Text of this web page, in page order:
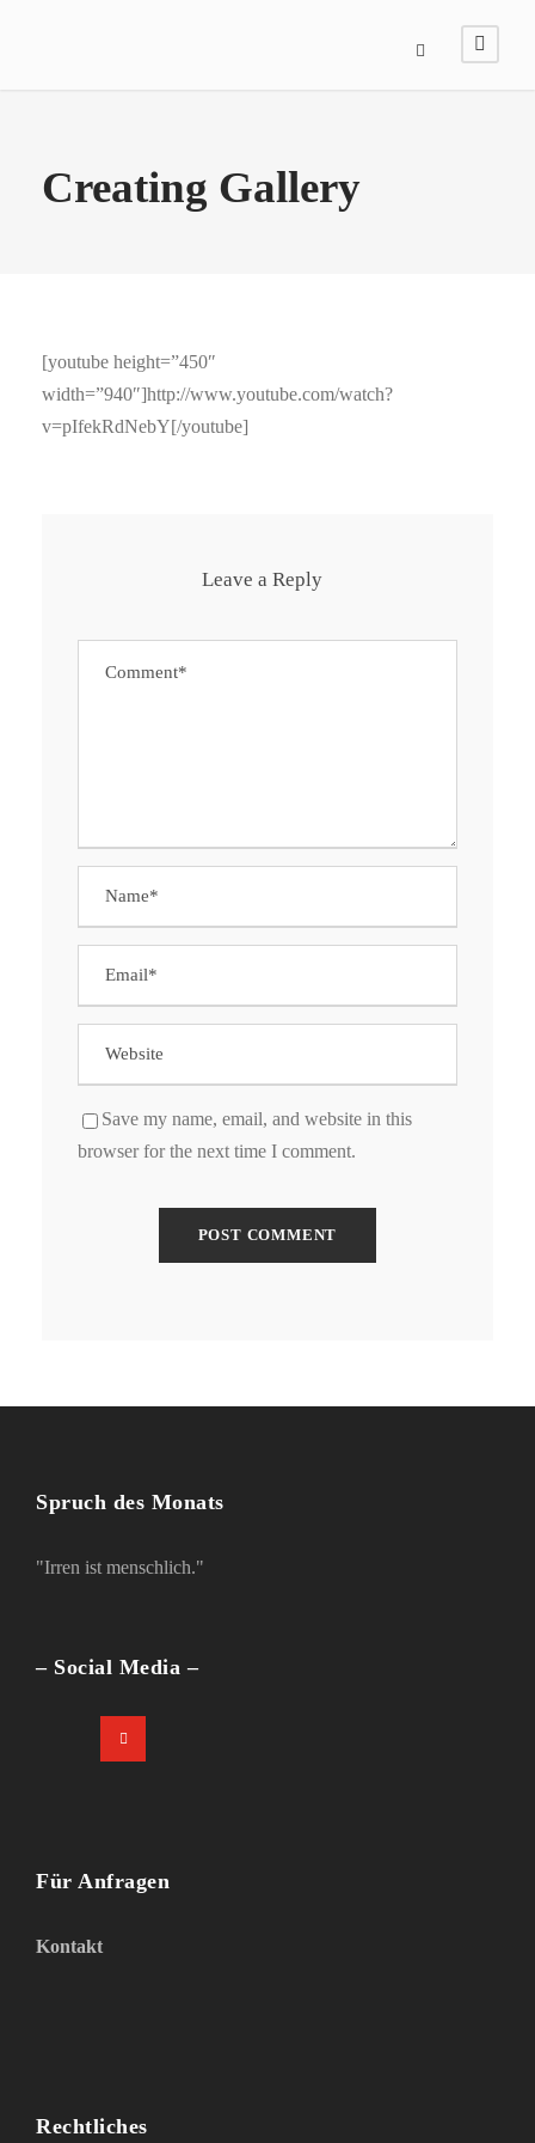
Creating Gallery
[youtube height=”450″
width=”940″]http://www.youtube.com/watch?
v=pIfekRdNebY[/youtube]
Leave a Reply
Save my name, email, and website in this
browser for the next time I comment.
Spruch des Monats
"Irren ist menschlich."
– Social Media –
Für Anfragen
Kontakt
Rechtliches